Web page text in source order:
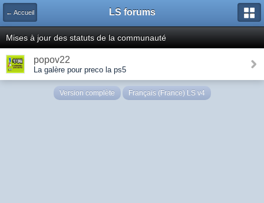
← Accueil LS forums
Mises à jour des statuts de la communauté
popov22
La galère pour preco la ps5
Version complète Français (France) LS v4